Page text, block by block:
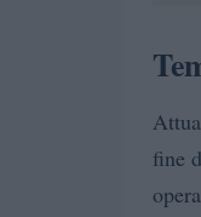
fine